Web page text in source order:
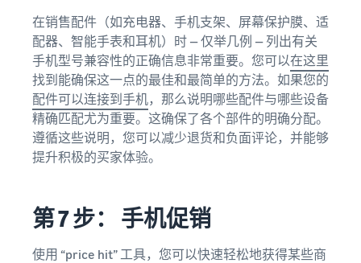
在销售配件（如充电器、手机支架、屏幕保护膜、适
配器、智能手表和耳机）时 — 仅举几例 — 列出有关
手机型号兼容性的正确信息非常重要。您可以在这里
找到能确保这一点的最佳和最简单的方法。如果您的
配件可以连接到手机，那么说明哪些配件与哪些设备
精确匹配尤为重要。这确保了各个部件的明确分配。
遵循这些说明，您可以减少退货和负面评论，并能够
提升积极的买家体验。
第 7 步： 手机促销
使用 “price hit” 工具，您可以快速轻松地获得某些商